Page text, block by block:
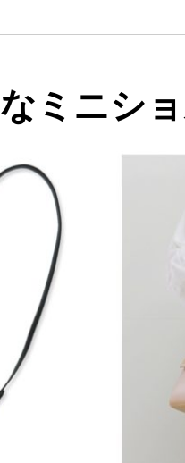
ミニシ